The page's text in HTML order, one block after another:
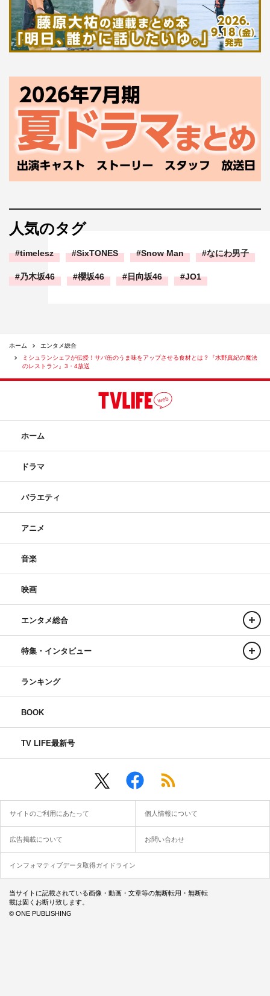
人気のタグ
timelesz SixTONES Snow Man なにわ男子
乃木坂46 櫻坂46 日向坂46 JO1
ホーム
エンタメ総合
ミシュランシェフが伝授！サバ缶のうま味をアップさせる食材とは？『水野真紀の魔法
のレストラン』3・4放送
ホーム
ドラマ
バラエティ
アニメ
音楽
映画
エンタメ総合
特集・インタビュー
ランキング
BOOK
TV LIFE最新号
サイトのご利用にあたって 個人情報について
広告掲載について お問い合わせ
インフォマティブデータ取得ガイドライン
当サイトに記載されている画像・動画・文章等の無断転用・無断転
載は固くお断り致します。
© ONE PUBLISHING